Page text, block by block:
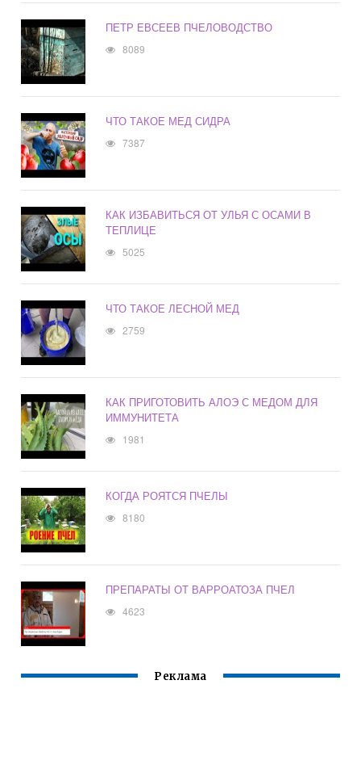
ПЕТР ЕВСЕЕВ ПЧЕЛОВОДСТВО
8089
ЧТО ТАКОЕ МЕД СИДРА
7387
КАК ИЗБАВИТЬСЯ ОТ УЛЬЯ С ОСАМИ В
ТЕПЛИЦЕ
5025
ЧТО ТАКОЕ ЛЕСНОЙ МЕД
2759
КАК ПРИГОТОВИТЬ АЛОЭ С МЕДОМ ДЛЯ
ИММУНИТЕТА
1981
КОГДА РОЯТСЯ ПЧЕЛЫ
8180
ПРЕПАРАТЫ ОТ ВАРРОАТОЗА ПЧЕЛ
4623
Реклама